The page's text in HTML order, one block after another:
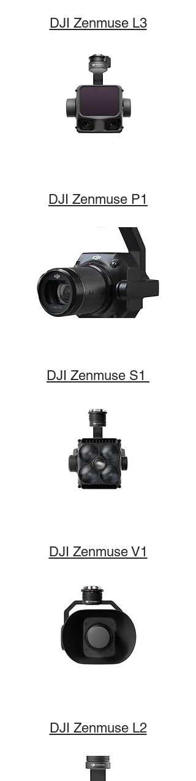
DJI Zenmuse L3
DJI Zenmuse P1
DJI Zenmuse S1
DJI Zenmuse V1
DJI Zenmuse L2